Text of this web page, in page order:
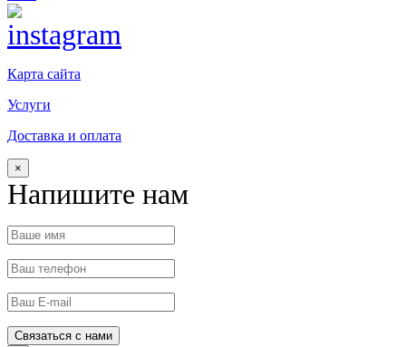
Карта сайта
Услуги
Доставка и оплата
×
Напишите нам